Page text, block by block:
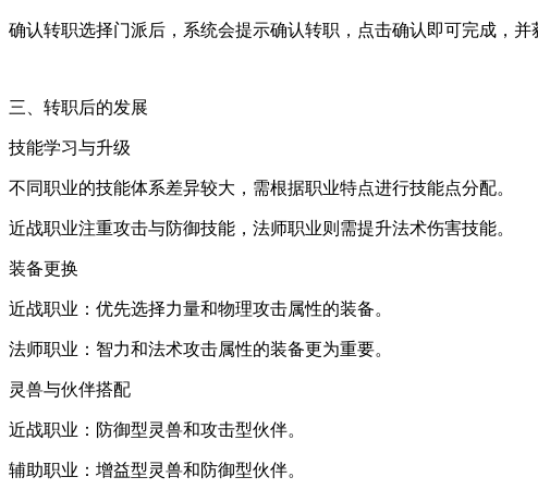
确认转职选择门派后，系统会提示确认转职，点击确认即可完成，并
三、转职后的发展
技能学习与升级
不同职业的技能体系差异较大，需根据职业特点进行技能点分配。
近战职业注重攻击与防御技能，法师职业则需提升法术伤害技能。
装备更换
近战职业：优先选择力量和物理攻击属性的装备。
法师职业：智力和法术攻击属性的装备更为重要。
灵兽与伙伴搭配
近战职业：防御型灵兽和攻击型伙伴。
辅助职业：增益型灵兽和防御型伙伴。